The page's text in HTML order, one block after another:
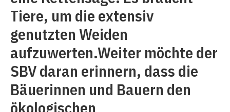
Tiere, um die extensiv
genutzten Weiden
aufzuwerten.Weiter möchte der
SBV daran erinnern, dass die
Bäuerinnen und Bauern den
ökologischen